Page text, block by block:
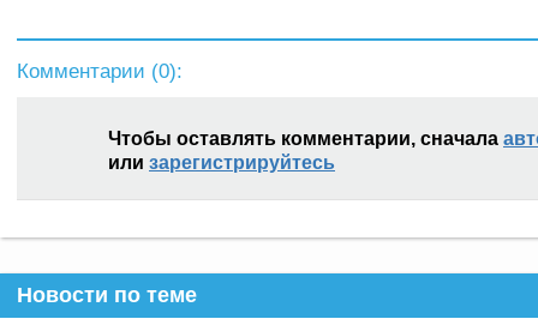
Комментарии (0):
Чтобы оставлять комментарии, сначала
или зарегистрируйтесь
Новости по теме